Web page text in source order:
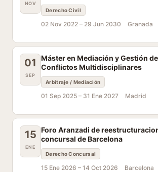
NOV
Derecho Civil
02 Nov 2022 – 29 Jun 2030 Granada
01
SEP
Máster en Mediación y Gestión de
Conflictos Multidisciplinares
Arbitraje / Mediación
01 Sep 2025 – 31 Ene 2027 Madrid
15
ENE
Foro Aranzadi de
concursal de Barcelona
Derecho Concursal
15 Ene 2026 – 14 Oct 2026 Barcelona